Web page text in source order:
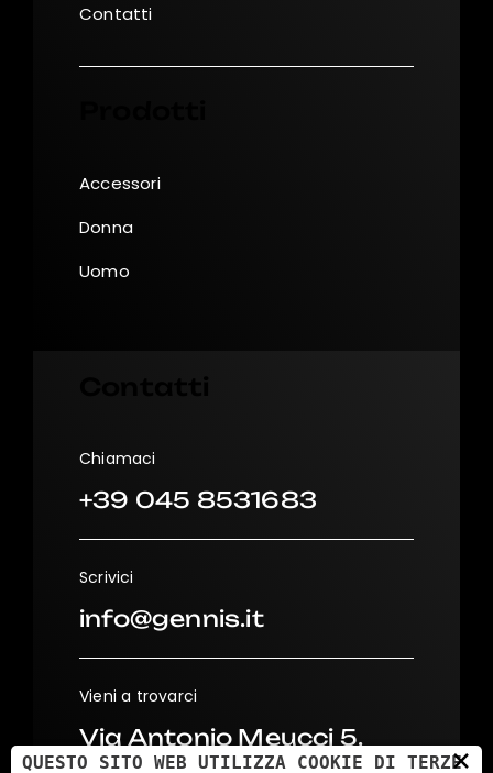
Contatti
Accessori
Donna
Uomo
Chiamaci
+39 045 8531683
Scrivici
info@gennis.it
Vieni a trovarci
Via Antonio Meucci 5,
×
QUESTO SITO WEB UTILIZZA COOKIE DI TERZE